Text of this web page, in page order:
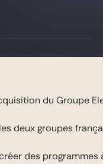
du Groupe
deux groupes
des